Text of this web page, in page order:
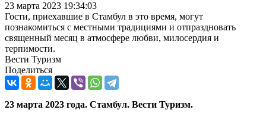
23 марта 2023 19:34:03
Гости, приехавшие в Стамбул в это время, могут
познакомиться с местными традициями и отпраздновать
священный месяц в атмосфере любви, милосердия и
терпимости.
Вести Туризм
Поделиться
23 марта 2023 года. Стамбул. Вести Туризм.